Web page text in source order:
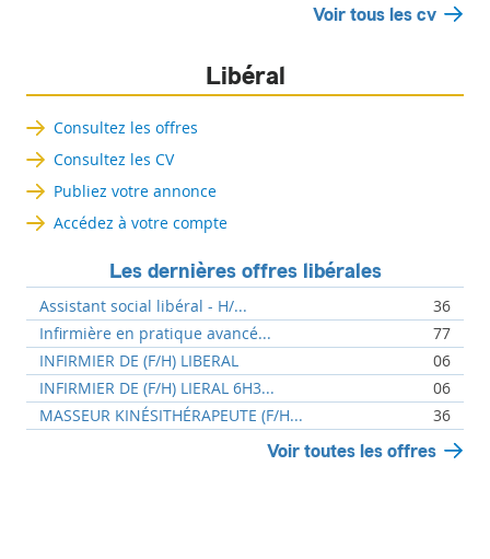
Voir tous les cv
Libéral
Consultez les offres
Consultez les CV
Publiez votre annonce
Accédez à votre compte
Les dernières offres libérales
Assistant social libéral - H/...
36
Infirmière en pratique avancé...
77
INFIRMIER DE (F/H) LIBERAL
06
INFIRMIER DE (F/H) LIERAL 6H3...
06
MASSEUR KINÉSITHÉRAPEUTE (F/H...
36
Voir toutes les offres